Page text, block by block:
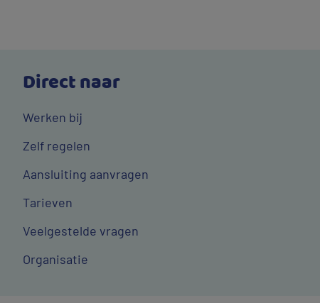
Direct naar
Werken bij
Zelf regelen
Aansluiting aanvragen
Tarieven
Veelgestelde vragen
Organisatie